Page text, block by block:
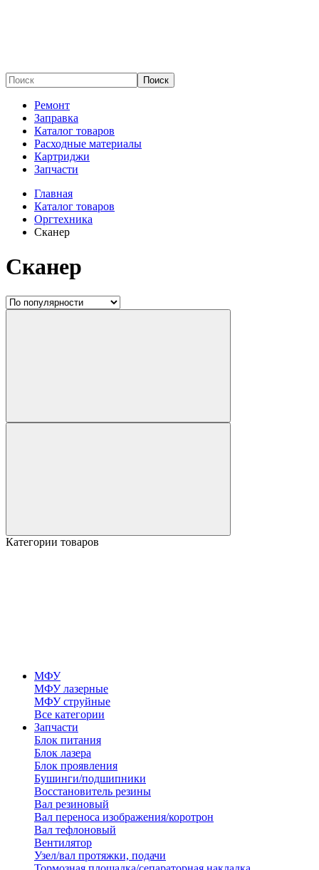
Поиск
Ремонт
Заправка
Каталог товаров
Расходные материалы
Картриджи
Запчасти
Главная
Каталог товаров
Оргтехника
Сканер
Сканер
Категории товаров
МФУ
МФУ лазерные
МФУ струйные
Все категории
Запчасти
Блок питания
Блок лазера
Блок проявления
Бушинги/подшипники
Восстановитель резины
Вал резиновый
Вал переноса изображения/коротрон
Вал тефлоновый
Вентилятор
Узел/вал протяжки, подачи